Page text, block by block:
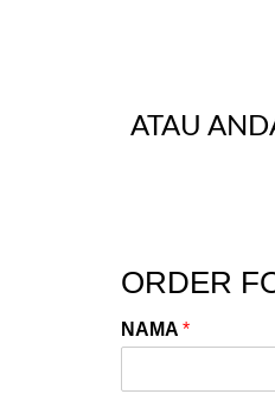
ATAU
ORDER
NAMA *